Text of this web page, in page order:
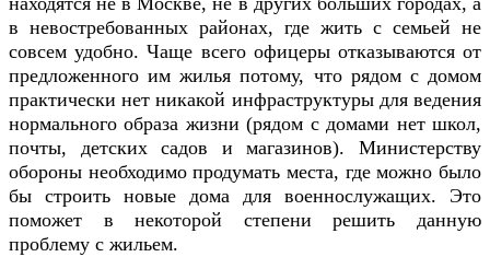
в невостребованных районах, где жить с семьей не
совсем удобно. Чаще всего офицеры отказываются от
предложенного им жилья потому, что рядом с домом
практически нет никакой инфраструктуры для ведения
нормального образа жизни (рядом с домами нет школ,
почты, детских садов и магазинов). Министерству
обороны необходимо продумать места, где можно было
бы строить новые дома для военнослужащих. Это
поможет в некоторой степени решить данную
проблему с жильем.